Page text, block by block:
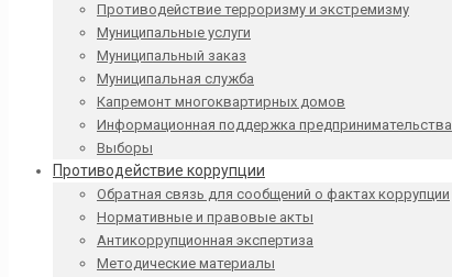
Противодействие терроризму и экстремизму
Муниципальные услуги
Муниципальный заказ
Муниципальная служба
Капремонт многоквартирных домов
Информационная поддержка предпринимательства
Выборы
Противодействие коррупции
Обратная связь для сообщений о фактах коррупции
Нормативные и правовые акты
Антикоррупционная экспертиза
Методические материалы